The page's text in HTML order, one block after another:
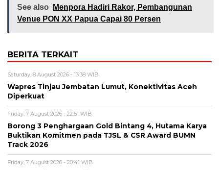
See also
Menpora Hadiri Rakor, Pembangunan
Venue PON XX Papua Capai 80 Persen
BERITA TERKAIT
Saturday, 8 August 2026 - 13:38 WIB
Wapres Tinjau Jembatan Lumut, Konektivitas Aceh
Diperkuat
Friday, 7 August 2026 - 22:51 WIB
Borong 3 Penghargaan Gold Bintang 4, Hutama Karya
Buktikan Komitmen pada TJSL & CSR Award BUMN
Track 2026
Friday, 7 August 2026 - 20:41 WIB